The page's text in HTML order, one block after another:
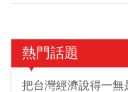
熱門話題
把台灣經濟說得一無